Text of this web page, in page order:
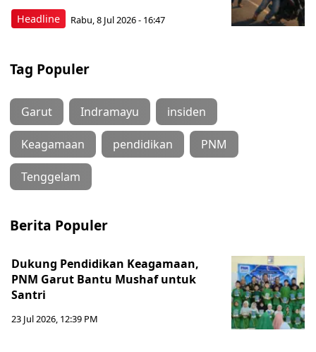
Headline Rabu, 8 Jul 2026 - 16:47
Tag Populer
Garut Indramayu insiden
Keagamaan pendidikan PNM
Tenggelam
Berita Populer
Dukung Pendidikan Keagamaan,
PNM Garut Bantu Mushaf untuk
Santri
23 Jul 2026, 12:39 PM